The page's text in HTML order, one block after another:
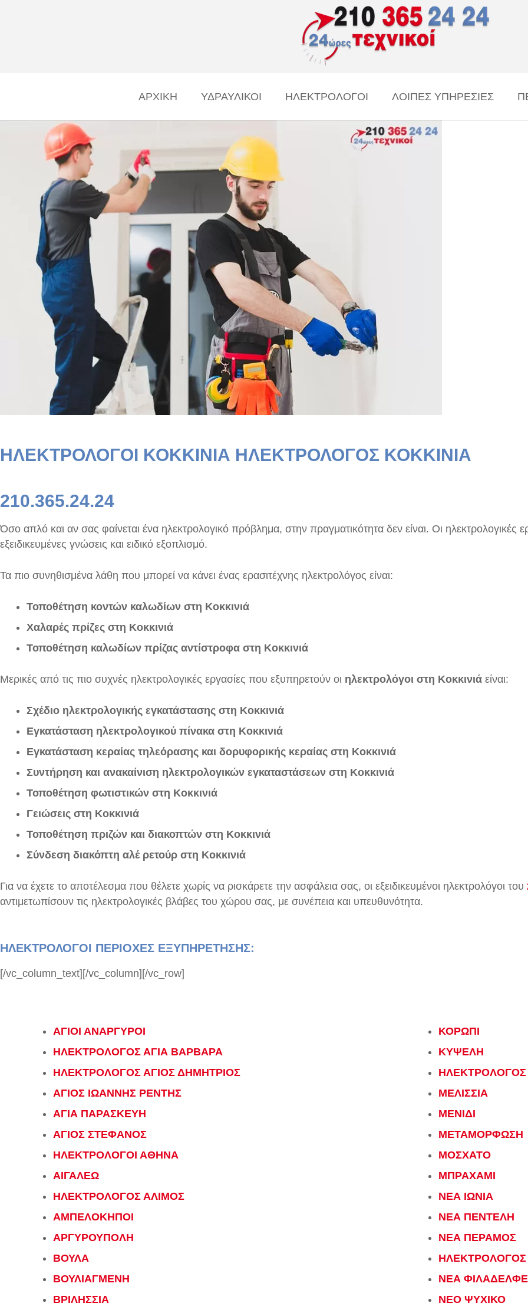
ΑΡΧΙΚΗ ΥΔΡΑΥΛΙΚΟΙ ΗΛΕΚΤΡΟΛΟΓΟΙ ΛΟΙΠΕΣ ΥΠΗΡΕΣΙΕΣ
ΗΛΕΚΤΡΟΛΟΓΟΙ ΚΟΚΚΙΝΙΑ ΗΛΕΚΤΡΟΛΟΓΟΣ ΚΟΚΚΙΝΙΑ
210.365.24.24
Όσο απλό και αν σας φαίνεται ένα ηλεκτρολογικό πρόβλημα, στην πραγματικότητα δεν είναι. Οι ηλεκτρολογικές
εξειδικευμένες γνώσεις και ειδικό εξοπλισμό.
Τα πιο συνηθισμένα λάθη που μπορεί να κάνει ένας ερασιτέχνης ηλεκτρολόγος είναι:
Τοποθέτηση κοντών καλωδίων στη Κοκκινιά
Χαλαρές πρίζες στη Κοκκινιά
Τοποθέτηση καλωδίων πρίζας αντίστροφα στη Κοκκινιά
Μερικές από τις πιο συχνές ηλεκτρολογικές εργασίες που εξυπηρετούν οι ηλεκτρολόγοι στη Κοκκινιά είναι:
Σχέδιο ηλεκτρολογικής εγκατάστασης στη Κοκκινιά
Εγκατάσταση ηλεκτρολογικού πίνακα στη Κοκκινιά
Εγκατάσταση κεραίας τηλεόρασης και δορυφορικής κεραίας στη Κοκκινιά
Συντήρηση και ανακαίνιση ηλεκτρολογικών εγκαταστάσεων στη Κοκκινιά
Τοποθέτηση φωτιστικών στη Κοκκινιά
Γειώσεις στη Κοκκινιά
Τοποθέτηση πριζών και διακοπτών στη Κοκκινιά
Σύνδεση διακόπτη αλέ ρετούρ στη Κοκκινιά
Για να έχετε το αποτέλεσμα που θέλετε χωρίς να ρισκάρετε την ασφάλεια σας, οι εξειδικευμένοι ηλεκτρολόγοι του
αντιμετωπίσουν τις ηλεκτρολογικές βλάβες του χώρου σας, με συνέπεια και υπευθυνότητα.
ΗΛΕΚΤΡΟΛΟΓΟΙ ΠΕΡΙΟΧΕΣ ΕΞΥΠΗΡΕΤΗΣΗΣ:
[/vc_column_text][/vc_column][/vc_row]
ΑΓΙΟΙ ΑΝΑΡΓΥΡΟΙ
ΗΛΕΚΤΡΟΛΟΓΟΣ ΑΓΙΑ ΒΑΡΒΑΡΑ
ΗΛΕΚΤΡΟΛΟΓΟΣ ΑΓΙΟΣ ΔΗΜΗΤΡΙΟΣ
ΑΓΙΟΣ ΙΩΑΝΝΗΣ ΡΕΝΤΗΣ
ΑΓΙΑ ΠΑΡΑΣΚΕΥΗ
ΑΓΙΟΣ ΣΤΕΦΑΝΟΣ
ΗΛΕΚΤΡΟΛΟΓΟΙ ΑΘΗΝΑ
ΑΙΓΑΛΕΩ
ΗΛΕΚΤΡΟΛΟΓΟΣ ΑΛΙΜΟΣ
ΑΜΠΕΛΟΚΗΠΟΙ
ΑΡΓΥΡΟΥΠΟΛΗ
ΒΟΥΛΑ
ΒΟΥΛΙΑΓΜΕΝΗ
ΒΡΙΛΗΣΣΙΑ
ΚΟΡΩΠΙ
ΚΥΨΕΛΗ
ΗΛΕΚΤΡΟΛΟΓΟΣ
ΜΕΛΙΣΣΙΑ
ΜΕΝΙΔΙ
ΜΕΤΑΜΟΡΦΩΣΗ
ΜΟΣΧΑΤΟ
ΜΠΡΑΧΑΜΙ
ΝΕΑ ΙΩΝΙΑ
ΝΕΑ ΠΕΝΤΕΛΗ
ΝΕΑ ΠΕΡΑΜΟΣ
ΝΕΑ
ΝΕΟ ΨΥΧΙΚΟ